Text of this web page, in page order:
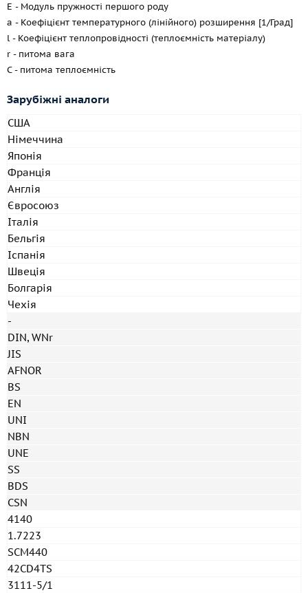
E - Модуль пружності першого роду
a - Коефіцієнт температурного (лінійного) розширення [1/Град]
l - Коефіцієнт теплопровідності (теплоємність матеріалу)
r - питома вага
C - питома теплоємність
Зарубіжні аналоги
США
Німеччина
Японія
Франція
Англія
Євросоюз
Італія
Бельгія
Іспанія
Швеція
Болгарія
Чехія
-
DIN, WNr
JIS
AFNOR
BS
EN
UNI
NBN
UNE
SS
BDS
CSN
4140
1.7223
SCM440
42CD4TS
3111-5/1